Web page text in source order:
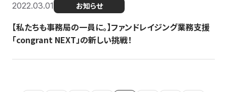
2022.03.01 お知らせ
【私たちも事務局の一員に。】ファンドレイジング業務支援
「congrant NEXT」の新しい挑戦！